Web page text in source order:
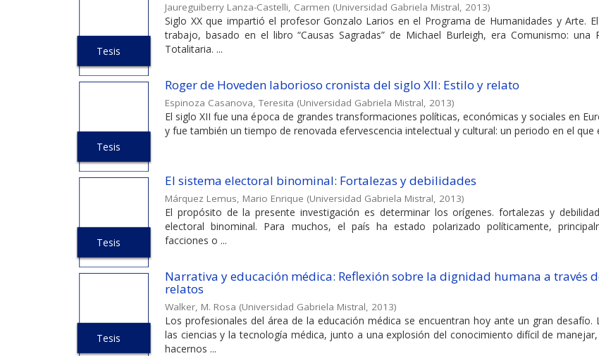
Tesis
Jaureguiberry Lanza-Castelli, Carmen (Universidad Gabriela Mistral, 2013)
Siglo XX que impartió el profesor Gonzalo Larios en el Programa de Humanidades y Arte.
trabajo, basado en el libro “Causas Sagradas” de Michael Burleigh, era Comunismo: una
Totalitaria. ...
Tesis
Roger de Hoveden laborioso cronista del siglo XII: Estilo y relato
Espinoza Casanova, Teresita (Universidad Gabriela Mistral, 2013)
El siglo XII fue una época de grandes transformaciones políticas, económicas y sociales en
y fue también un tiempo de renovada efervescencia intelectual y cultural: un periodo en el que
Tesis
El sistema electoral binominal: Fortalezas y debilidades
Márquez Lemus, Mario Enrique (Universidad Gabriela Mistral, 2013)
El propósito de la presente investigación es determinar los orígenes. fortalezas y
electoral binominal. Para muchos, el país ha estado polarizado políticamente,
facciones o ...
Tesis
Narrativa y educación médica: Reflexión sobre la dignidad humana a través
relatos
Walker, M. Rosa (Universidad Gabriela Mistral, 2013)
Los profesionales del área de la educación médica se encuentran hoy ante un gran desafío.
las ciencias y la tecnología médica, junto a una explosión del conocimiento difícil de
hacernos ...